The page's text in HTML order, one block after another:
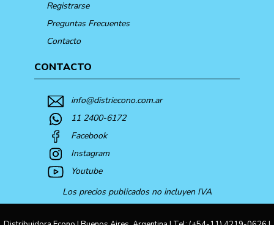
Registrarse
Preguntas Frecuentes
Contacto
CONTACTO
info@distriecono.com.ar
11 2400-6172
Facebook
Instagram
Youtube
Los precios publicados no incluyen IVA